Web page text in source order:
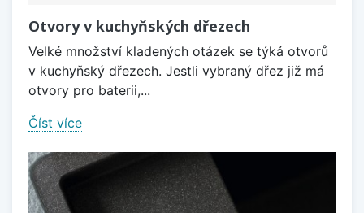
Otvory v kuchyňských dřezech
Velké množství kladených otázek se týká otvorů
v kuchyňský dřezech. Jestli vybraný dřez již má
otvory pro baterii,...
Číst více